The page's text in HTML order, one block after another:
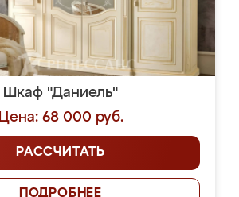
Шкаф "Даниель"
Цена: 68 000 руб.
РАССЧИТАТЬ
ПОДРОБНЕЕ